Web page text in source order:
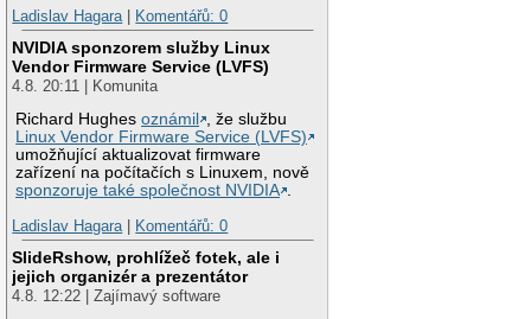
Ladislav Hagara| Komentářů: 0
NVIDIA sponzorem služby Linux
Vendor Firmware Service (LVFS)
4.8. 20:11 | Komunita
Richard Hughesoznámil
, že službu
Linux Vendor Firmware Service (LVFS)
umožňující aktualizovat firmware
zařízení na počítačích s Linuxem, nově
sponzoruje také společnost NVIDIA .
Ladislav Hagara| Komentářů: 0
SlideRshow, prohlížeč fotek, ale i
jejich organizér a prezentátor
4.8. 12:22 | Zajímavý software